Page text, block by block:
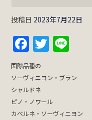
投稿日 2023年7月22日
Facebook
Twitter
国際品種の
ソーヴィニヨン・ブラン
シャルドネ
ピノ・ノワール
カベルネ・ソーヴィニヨン